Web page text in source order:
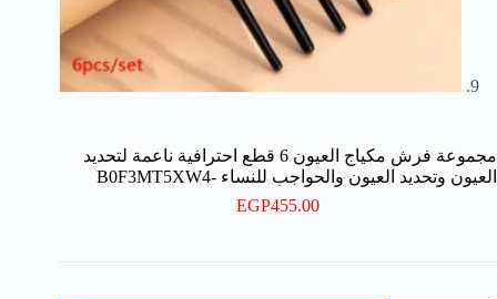
مجموعة فرش مكياج العيون 6 قطع احترافية ناعمة لتحديد
العيون وتحديد العيون والحواجب للنساء -B0F3MT5XW4
EGP455.00